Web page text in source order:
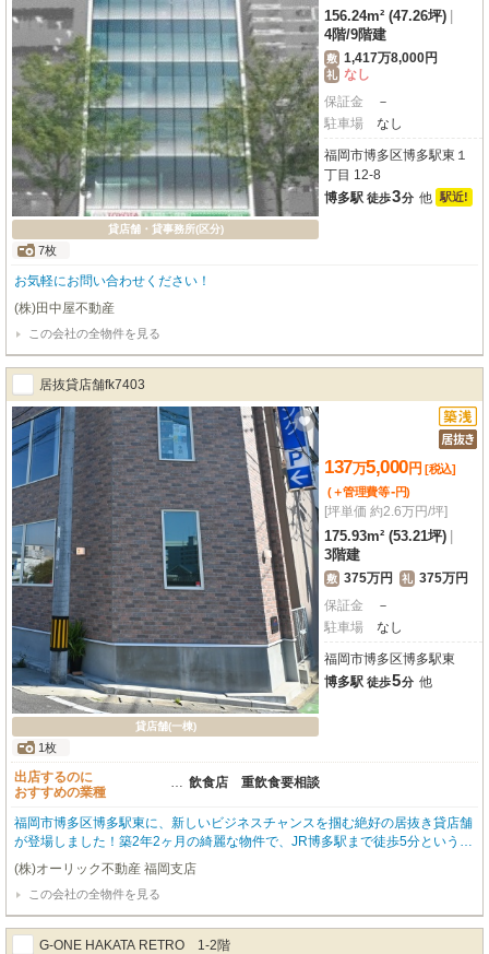
貸店舗・貸事務所(区分)
7枚
156.24m² (47.26坪)
4階/9階建
敷 1,417万8,000円
礼 なし
保証金
－
駐車場
なし
福岡市博多区博多駅東１
丁目 12-8
博多駅 徒歩3分 他 駅近!
お気軽にお問い合わせください！
(株)田中屋不動産
この会社の全物件を見る
居抜貸店舗fk7403
貸店舗(一棟)
1枚
137万5,000円 [税込]
(＋管理費等-円)
[坪単価 約2.6万円/坪]
175.93m² (53.21坪)
3階建
敷 375万円 礼 375万円
保証金
－
駐車場
なし
福岡市博多区博多駅東
博多駅 徒歩5分 他
出店するのに
おすすめの業種
… 飲食店 重飲食要相談
福岡市博多区博多駅東に、新しいビジネスチャンスを掴む絶好の居抜き貸店舗
が登場しました！築2年2ヶ月の綺麗な物件で、JR博多駅まで徒歩5分というア
クセス抜群の立地が魅力です。複数路線が利用でき、お客様にとっても従業員
様にとっても大変便利な場所ですね。周辺にはコンビニや飲食店、ドラッグス
トアなどが徒歩1分圏内に揃い、ビジネスを強力にサポートしてくれるでしょ
う。広々とした175.93㎡の空間には、バーや寿司屋の設備がそのまま残ってお
り、初期費用を抑えてすぐに開業したい飲食店オーナー様にぴったりです。
(株)オーリック不動産 福岡支店
この会社の全物件を見る
G-ONE HAKATA RETRO 1‐2階